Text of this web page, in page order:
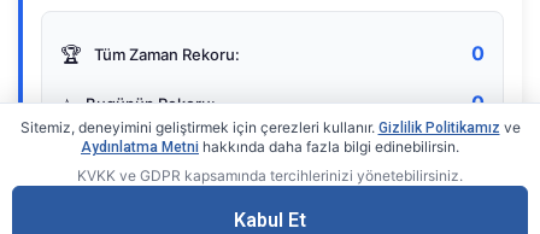
🏆 Tüm Zaman Rekoru: 0
⭐ Bugünün Rekoru: 0
Gerçek zamanlı sayaç
Sitemiz, deneyimini geliştirmek için çerezleri kullanır. Gizlilik Politikamız ve
Aydınlatma Metni hakkında daha fazla bilgi edinebilirsin.
KVKK ve GDPR kapsamında tercihlerinizi yönetebilirsiniz.
Kabul Et